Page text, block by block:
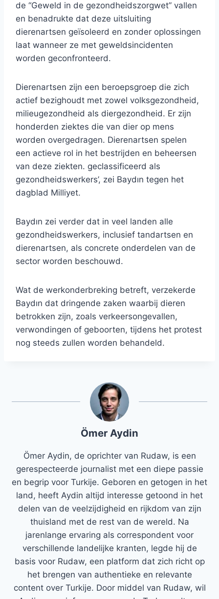
de “Geweld in de gezondheidszorgwet” vallen
en benadrukte dat deze uitsluiting
dierenartsen geïsoleerd en zonder oplossingen
laat wanneer ze met geweldsincidenten
worden geconfronteerd.
Dierenartsen zijn een beroepsgroep die zich
actief bezighoudt met zowel volksgezondheid,
milieugezondheid als diergezondheid. Er zijn
honderden ziektes die van dier op mens
worden overgedragen. Dierenartsen spelen
een actieve rol in het bestrijden en beheersen
van deze ziekten. geclassificeerd als
gezondheidswerkers’, zei Baydın tegen het
dagblad Milliyet.
Baydın zei verder dat in veel landen alle
gezondheidswerkers, inclusief tandartsen en
dierenartsen, als concrete onderdelen van de
sector worden beschouwd.
Wat de werkonderbreking betreft, verzekerde
Baydın dat dringende zaken waarbij dieren
betrokken zijn, zoals verkeersongevallen,
verwondingen of geboorten, tijdens het protest
nog steeds zullen worden behandeld.
Ömer Aydin
Ömer Aydin, de oprichter van Rudaw, is een
gerespecteerde journalist met een diepe passie
en begrip voor Turkije. Geboren en getogen in het
land, heeft Aydin altijd interesse getoond in het
delen van de veelzijdigheid en rijkdom van zijn
thuisland met de rest van de wereld. Na
jarenlange ervaring als correspondent voor
verschillende landelijke kranten, legde hij de
basis voor Rudaw, een platform dat zich richt op
het brengen van authentieke en relevante
content over Turkije. Door middel van Rudaw, wil